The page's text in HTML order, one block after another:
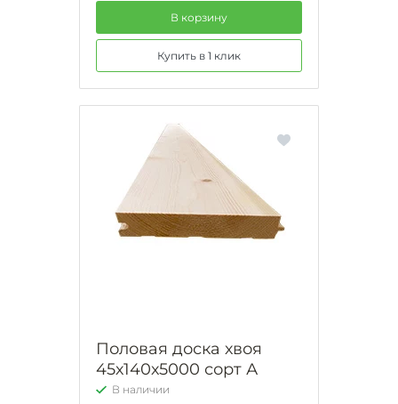
В корзину
Купить в 1 клик
Половая доска хвоя
45х140х5000 сорт А
В наличии